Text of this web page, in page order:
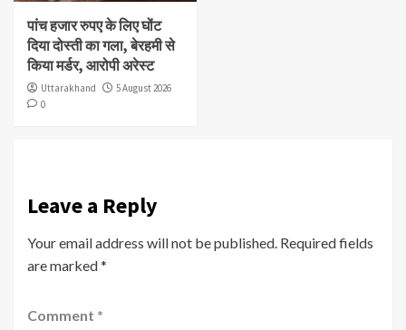
पांच हजार रुपए के लिए घोंट
दिया दोस्ती का गला, बेरहमी से
किया मर्डर, आरोपी अरेस्ट
Uttarakhand
5 August 2026
0
Leave a Reply
Your email address will not be published. Required fields
are marked*
Comment *